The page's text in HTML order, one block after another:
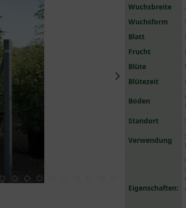
Wuchsbreite
Wuchsform
Blatt
Frucht
Blüte
Blütezeit
Boden
Standort
Verwendung
Eigenschaften: